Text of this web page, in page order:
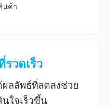
นค้า
วดเร็ว
ผลลัพธ์ที่ลดลงช่วย
ใจเร็วขึ้น